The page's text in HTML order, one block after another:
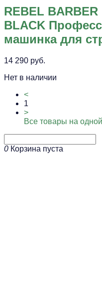
REBEL BARBER
BLACK
машинка для
14 290 руб.
Нет в наличии
<
1
>
Все товары на
0 Корзина пуста